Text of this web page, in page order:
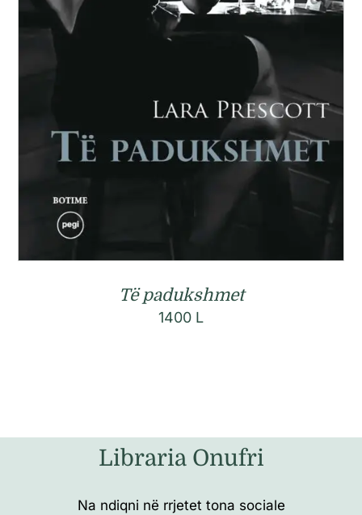
Të padukshmet
1400 L
Libraria Onufri
Na ndiqni në rrjetet tona sociale